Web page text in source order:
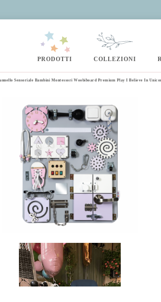
PRODOTTI COLLEZIONI
Sensoriale Bambini Montessori Woobiboard Premium Play I Believe In